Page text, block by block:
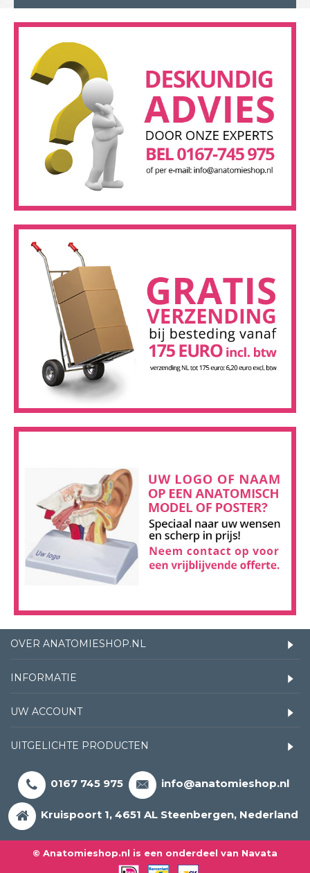
OVER ANATOMIESHOP.NL
INFORMATIE
UW ACCOUNT
UITGELICHTE PRODUCTEN
0167 745 975 info@anatomieshop.nl
Kruispoort 1, 4651 AL Steenbergen, Nederland
© Anatomieshop.nl is een onderdeel van Navata